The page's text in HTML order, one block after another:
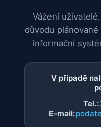
Vážení
důvodu
informační
V případě
Tel.:
E-mail: